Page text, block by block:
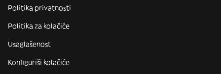
Politika privatnosti
Politika za kolačiće
Usaglašenost
Konfiguriši kolačiće